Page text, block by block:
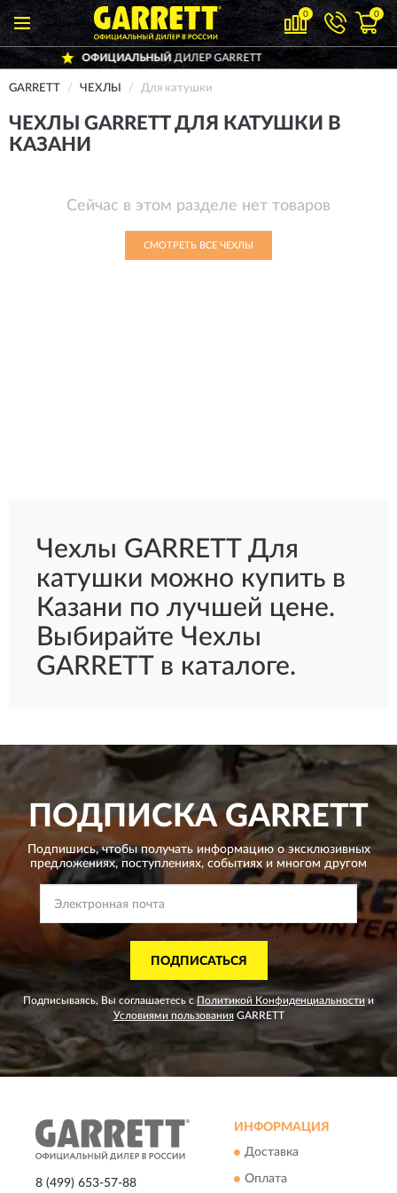
0 0
ОФИЦИАЛЬНЫЙДИЛЕР GARRETT
GARRETT ЧЕХЛЫ Для катушки
ЧЕХЛЫ GARRETT ДЛЯ КАТУШКИ В
КАЗАНИ
Сейчас в этом разделе нет товаров
СМОТРЕТЬ ВСЕ ЧЕХЛЫ
Чехлы GARRETT Для
катушки можно купить в
Казани по лучшей цене.
Выбирайте Чехлы
GARRETT в каталоге.
ПОДПИСКАGARRETT
Подпишись, чтобы получать информацию о эксклюзивных
предложениях,поступлениях, событиях и многом другом
ПОДПИСАТЬСЯ
Подписываясь, Вы соглашаетесь сПолитикой Конфиденциальности и
Условиями пользованияGARRETT
8 (499) 653-57-88
ИНФОРМАЦИЯ
Доставка
Оплата